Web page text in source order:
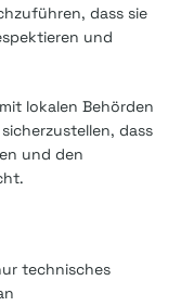
dass sie
und
lokalen Behörden
dass
und den
technisches